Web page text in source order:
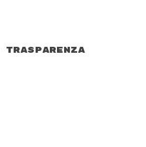
Trasparenza